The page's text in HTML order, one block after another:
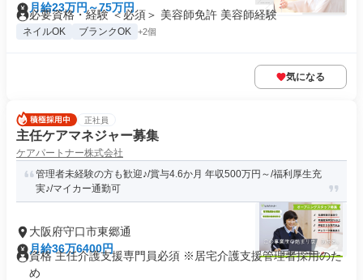
月給23万円～75万円
必要資格・経験 ＜必須＞ 美容師免許 美容師経験
ネイルOK ブランクOK +2個
気になる
正社員
主任ケアマネジャー募集
ケアパートナー株式会社
管理者未経験の方も歓迎♪/賞与4.6か月 年収500万円～/福利厚生充
実♪/マイカー通勤可
大阪府守口市東郷通
月給36万6400円
資格 主任介護支援専門員必須 ※居宅介護支援管理者採用のた
め